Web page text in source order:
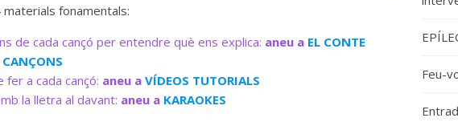
fonamentals:
de cada cançó per entendre què ens explica: aneu a EL CONTE
CANÇONS
fer a cada cançó: aneu a VÍDEOS TUTORIALS
la lletra al davant: aneu a KARAOKES
Feu-